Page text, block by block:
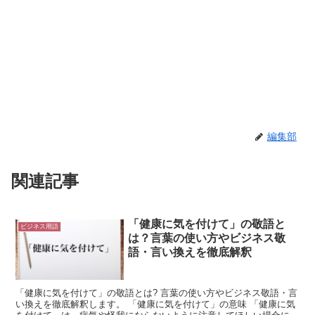
編集部
関連記事
ビジネス用語
「健康に気を付けて」の敬語と
は？言葉の使い方やビジネス敬
語・言い換えを徹底解釈
「健康に気を付けて」の敬語とは? 言葉の使い方やビジネス敬語・言
い換えを徹底解釈します。 「健康に気を付けて」の意味 「健康に気